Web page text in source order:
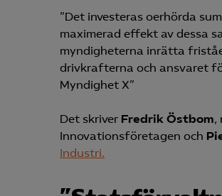
”Det investeras oerhörda
maximerad effekt av dessa
myndigheterna inrätta
drivkrafterna och ansvaret
Myndighet X”
Det skriver Fredrik Östbom,
Innovationsföretagen och
Industri.